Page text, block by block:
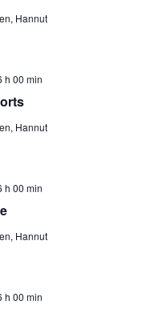
Hannut
h 00 min
Hannut
h 00 min
Hannut
h 00 min